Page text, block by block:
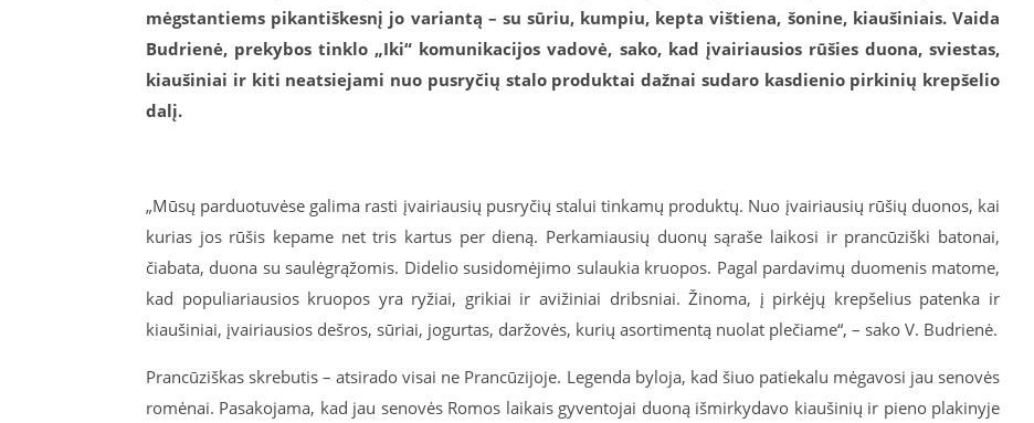
mėgstantiems pikantiškesnį jo variantą – su sūriu, kumpiu, kepta vištiena, šonine, kiaušiniais. Vaida
Budrienė, prekybos tinklo „Iki“ komunikacijos vadovė, sako, kad įvairiausios rūšies duona, sviestas,
kiaušiniai ir kiti neatsiejami nuo pusryčių stalo produktai dažnai sudaro kasdienio pirkinių krepšelio
dalį.
„Mūsų parduotuvėse galima rasti įvairiausių pusryčių stalui tinkamų produktų. Nuo įvairiausių rūšių duonos, kai
kurias jos rūšis kepame net tris kartus per dieną. Perkamiausių duonų sąraše laikosi ir prancūziški batonai,
čiabata, duona su saulėgrąžomis. Didelio susidomėjimo sulaukia kruopos. Pagal pardavimų duomenis matome,
kad populiariausios kruopos yra ryžiai, grikiai ir avižiniai dribsniai. Žinoma, į pirkėjų krepšelius patenka ir
kiaušiniai, įvairiausios dešros, sūriai, jogurtas, daržovės, kurių asortimentą nuolat plečiame“, – sako V. Budrienė.
Prancūziškas skrebutis – atsirado visai ne Prancūzijoje. Legenda byloja, kad šiuo patiekalu mėgavosi jau senovės
romėnai. Pasakojama, kad jau senovės Romos laikais gyventojai duoną išmirkydavo kiaušinių ir pieno plakinyje